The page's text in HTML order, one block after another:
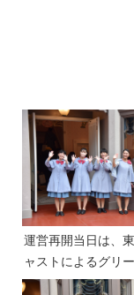
運営再開当日は、
ャストによるグリ